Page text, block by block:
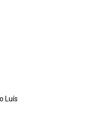
Luís